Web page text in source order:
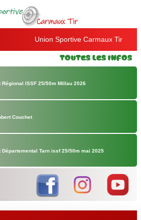
Union Sportive Carmaux Tir
Toutes les Infos
ISSF 25/50m Millau 2026
Couchet
Tarn issf 25/50m mai 2025